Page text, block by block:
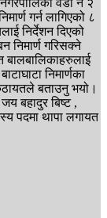
गर्न लागिएको ८
निर्देशन दिएको
निमार्ण गरिसक्ने
बालबालिकाहरुलाई
निमार्णका
बताउनु भयो।
बहादुर बिष्ट ,
पदमा थापा लगायत